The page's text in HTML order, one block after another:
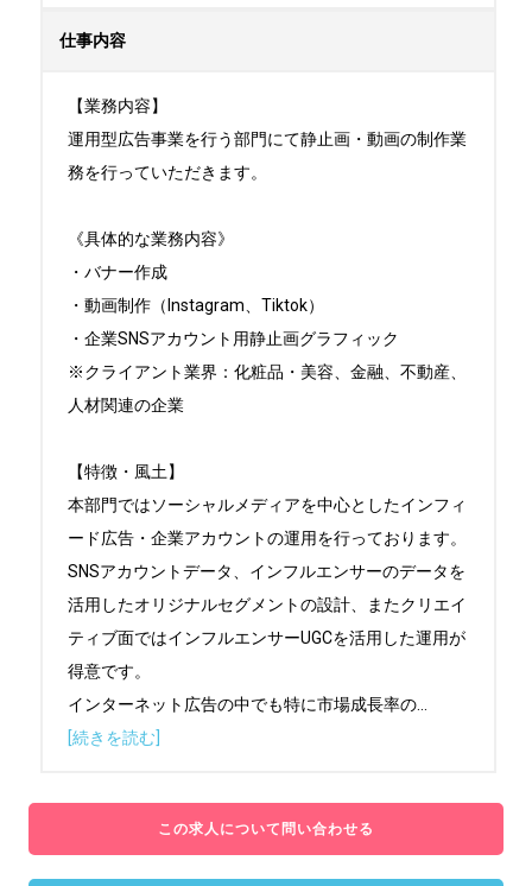
仕事内容
【業務内容】
運用型広告事業を行う部門にて静止画・動画の制作業
務を行っていただきます。
《具体的な業務内容》
・バナー作成
・動画制作（Instagram、Tiktok）
・企業SNSアカウント用静止画グラフィック
※クライアント業界：化粧品・美容、金融、不動産、
人材関連の企業
【特徴・風土】
本部門ではソーシャルメディアを中心としたインフィ
ード広告・企業アカウントの運用を行っております。
SNSアカウントデータ、インフルエンサーのデータを
活用したオリジナルセグメントの設計、またクリエイ
ティブ面ではインフルエンサーUGCを活用した運用が
得意です。
インターネット広告の中でも特に市場成長率の
[続きを読む]
この求人について問い合わせる